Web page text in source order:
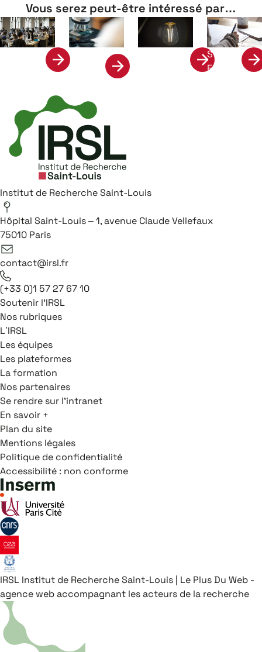
Vous serez peut-être intéressé par…
Science
et
Stage &
Emplois
Institut de Recherche Saint-Louis
Hôpital Saint-Louis – 1, avenue Claude Vellefaux
75010 Paris
contact@irsl.fr
(+33 0)1 57 27 67 10
Soutenir l'IRSL
Nos rubriques
L’IRSL
Les équipes
Les plateformes
La formation
Nos partenaires
Se rendre sur l'intranet
En savoir +
Plan du site
Mentions légales
Politique de confidentialité
Accessibilité : non conforme
IRSL Institut de Recherche Saint-Louis | Le Plus Du Web -
agence web accompagnant les acteurs de la recherche